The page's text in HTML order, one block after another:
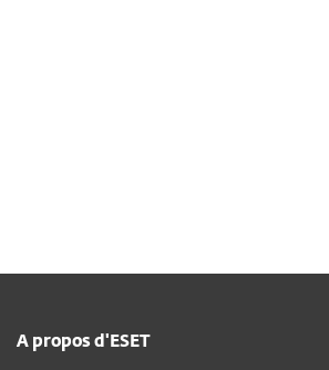
A propos d'ESET